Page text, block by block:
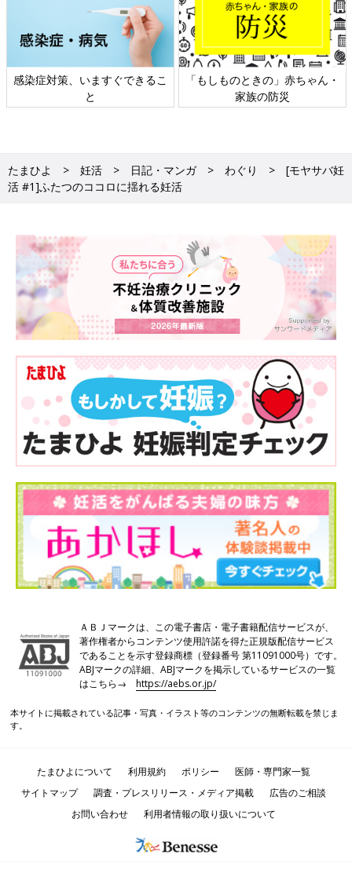
感染症対策、いますぐできるこ
と
「もしものときの」赤ちゃん・
家族の防災
たまひよ 妊活 日記・マンガ わぐり
[モヤサバ妊
活 #1]ふたつのココロに揺れる妊活
ＡＢＪマークは、この電子書店・電子書籍配信サービスが、
著作権者からコンテンツ使用許諾を得た正規版配信サービス
であることを示す登録商標（登録番号 第11091000号）です。
ABJマークの詳細、ABJマークを掲示しているサービスの一覧
はこちら→https://aebs.or.jp/
本サイトに掲載されている記事・写真・イラスト等のコンテンツの無断転載を禁じま
す。
たまひよについて 利用規約 ポリシー
医師・専門家一覧
サイトマップ
調査・プレスリリース・メディア掲載
広告のご相談
お問い合わせ
利用者情報の取り扱いについて